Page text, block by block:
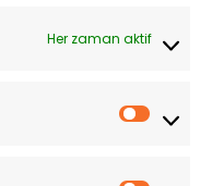
Her zaman aktif